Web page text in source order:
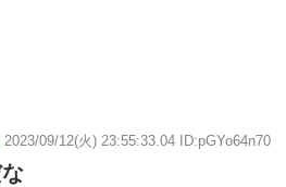
2023/09/12(火) 23:55:33.04 ID:pGYo64n70